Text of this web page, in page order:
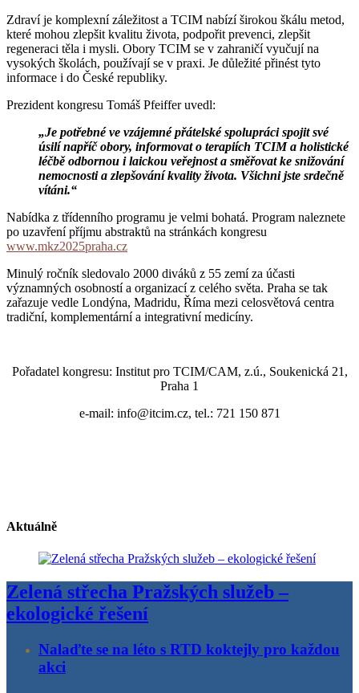
Zdraví je komplexní záležitost a TCIM nabízí širokou škálu metod,
které mohou zlepšit kvalitu života, podpořit prevenci, zlepšit
regeneraci těla i mysli. Obory TCIM se v zahraničí vyučují na
vysokých školách, používají se v praxi. Je důležité přinést tyto
informace i do České republiky.
Prezident kongresu Tomáš Pfeiffer uvedl:
„Je potřebné ve vzájemné přátelské spolupráci spojit své
úsilí napříč obory, informovat o terapiích TCIM a holistické
léčbě odbornou i laickou veřejnost a směřovat ke snižování
nemocnosti a zlepšování kvality života. Všichni jste srdečně
vítáni.“
Nabídka z třídenního programu je velmi bohatá. Program naleznete
po uzavření příjmu abstraktů na stránkách kongresu
www.mkz2025praha.cz
Minulý ročník sledovalo 2000 diváků z 55 zemí za účasti
významných osobností a organizací z celého světa. Praha se tak
zařazuje vedle Londýna, Madridu, Říma mezi celosvětová centra
tradiční, komplementární a integrativní medicíny.
Pořadatel kongresu: Institut pro TCIM/CAM, z.ú., Soukenická 21,
Praha 1
e-mail: info@itcim.cz, tel.: 721 150 871
Aktuálně
Zelená střecha Pražských služeb –
ekologické řešení
Nalaďte se na léto s RTD koktejly pro každou
akci